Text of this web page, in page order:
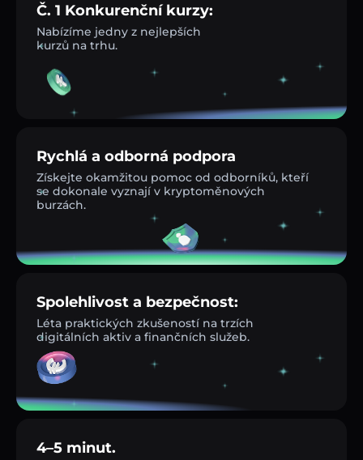
Č. 1 Konkurenční kurzy:
Nabízíme jedny z nejlepších
kurzů na trhu.
Rychlá a odborná podpora
Získejte okamžitou pomoc od odborníků, kteří
se dokonale vyznají v kryptoměnových
burzách.
Spolehlivost a bezpečnost:
Léta praktických zkušeností na trzích
digitálních aktiv a finančních služeb.
4–5 minut.